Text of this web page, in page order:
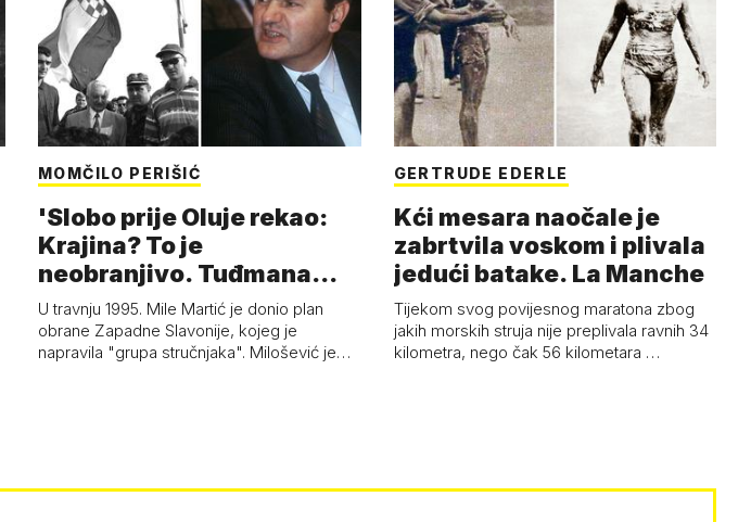
MOMČILO PERIŠIĆ
'Slobo prije Oluje rekao:
Krajina? To je
neobranjivo. Tuđmana
zvao Krivousti'
U travnju 1995. Mile Martić je donio plan
obrane Zapadne Slavonije, kojeg je
napravila "grupa stručnjaka". Milošević je…
GERTRUDE EDERLE
Kći mesara naočale je
zabrtvila voskom i plivala
jedući batake. La Manche
Tijekom svog povijesnog maratona zbog
jakih morskih struja nije preplivala ravnih 34
kilometra, nego čak 56 kilometara …